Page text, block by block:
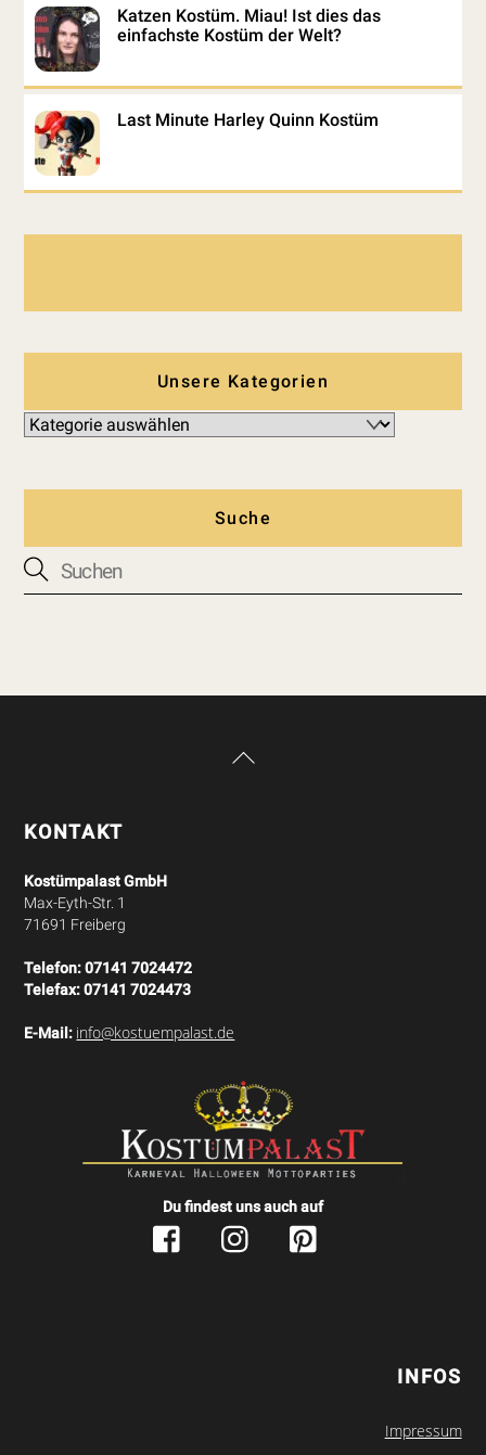
Katzen Kostüm. Miau! Ist dies das
einfachste Kostüm der Welt?
Last Minute Harley Quinn Kostüm
Unsere Kategorien
Suche
Back
KONTAKT
Kostümpalast GmbH
Max-Eyth-Str. 1
71691 Freiberg
Telefon:07141 7024472
Telefax:07141 7024473
E-Mail: info@kostuempalast.de
Du findest uns auch auf
INFOS
Impressum